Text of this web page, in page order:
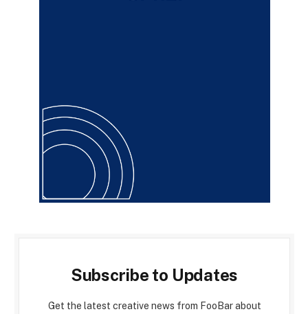
Subscribe to Updates
Get the latest creative news from FooBar about